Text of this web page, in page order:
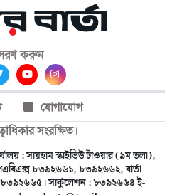
করুন
যোগাযোগ
সংরক্ষিত।
: সায়হাম স্কাইভিউ টাওয়ার (৯ম তলা),
৮৩৯২৬৬১, ৮৩৯২৬৬২, বার্তা
৮৩৯২৬৬৫। সার্কুলেশন : ৮৩৯২৬৬৪ ই-